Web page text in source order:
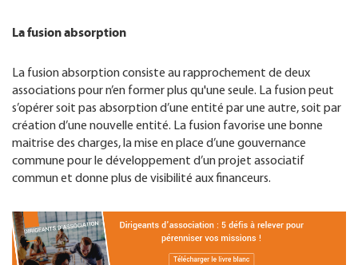
La fusion absorption
La fusion absorption consiste au rapprochement de deux
associations pour n’en former plus qu'une seule. La fusion peut
s’opérer soit pas absorption d’une entité par une autre, soit par
création d’une nouvelle entité. La fusion favorise une bonne
maitrise des charges, la mise en place d’une gouvernance
commune pour le développement d’un projet associatif
commun et donne plus de visibilité aux financeurs.